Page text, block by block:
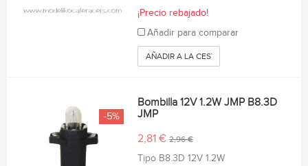
¡Precio rebajado!
Añadir para comparar
AÑADIR A LA CESTA
-5%
Bombilla 12V 1.2W JMP B8.3D
JMP
2,81 €2,96 €
Tipo B8.3D 12V 1.2W